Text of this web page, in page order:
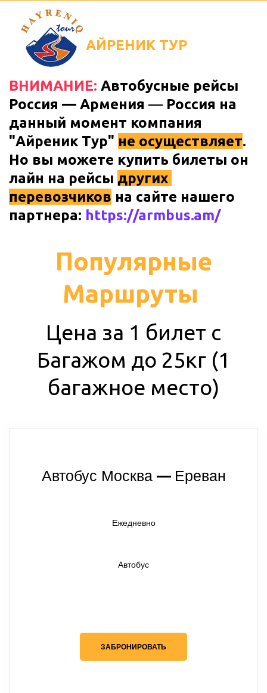
АЙРЕНИК ТУР
ВНИМАНИЕ: Автобусные рейсы
Россия — Армения — Россия на
данный момент компания
"Айреник Тур" не осуществляет.
Но вы можете купить билеты он
лайн на рейсы других
перевозчиков на сайте нашего
партнера: https://armbus.am/
Популярные
Маршруты
Цена за 1 билет с
Багажом до 25кг (1
багажное место)
Автобус Москва — Ереван
Ежедневно
Автобус
ЗАБРОНИРОВАТЬ